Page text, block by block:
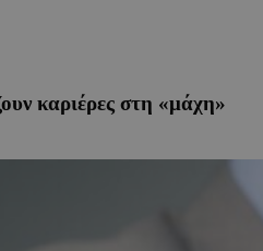
καριέρες στη «μάχη»